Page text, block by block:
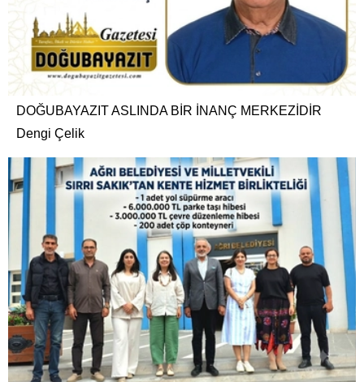
DOĞUBAYAZIT ASLINDA BİR İNANÇ MERKEZİDİR
Dengi Çelik